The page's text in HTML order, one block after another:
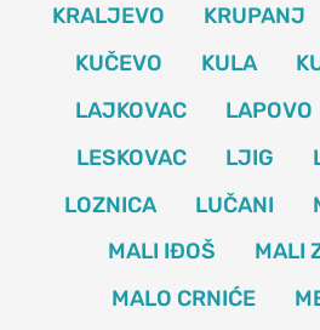
KRALJEVO
KRUPANJ
KUČEVO
KULA
LAJKOVAC
LAPOVO
LESKOVAC
LJIG
LOZNICA
LUČANI
MALI IĐOŠ
MALI
MALO CRNIĆE